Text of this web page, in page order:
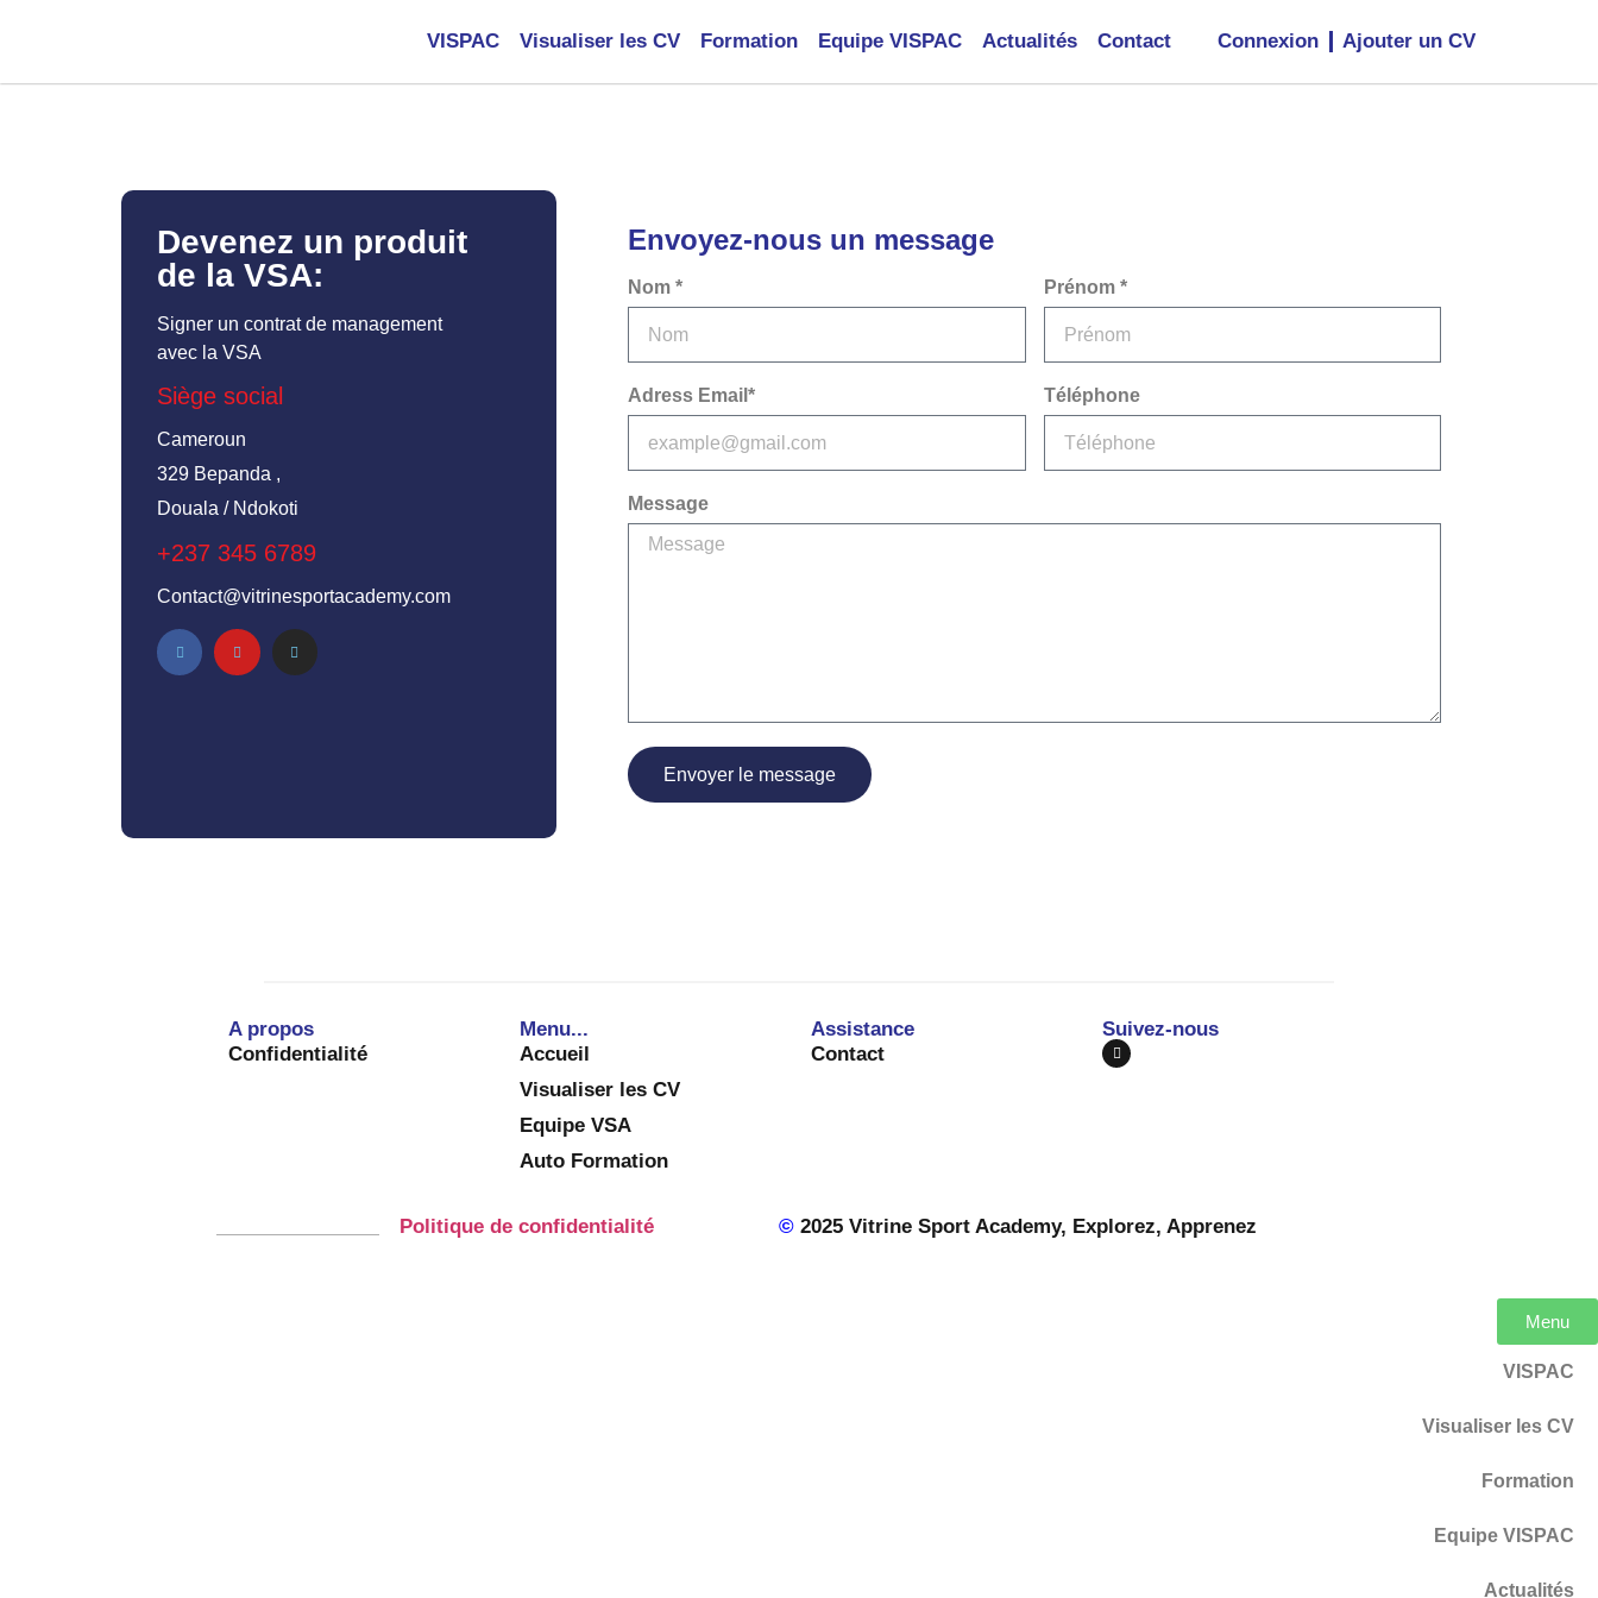
VISPAC Visualiser les CV Formation Equipe VISPAC Actualités Contact Connexion Ajouter un CV
Devenez un produit
de la VSA:
Signer un contrat de management
avec la VSA
Siège social
Cameroun
329 Bepanda ,
Douala / Ndokoti
+237 345 6789
Contact@vitrinesportacademy.com
Envoyez-nous un message
Nom * Prénom *
Adress Email* Téléphone
Message
Envoyer le message
A propos
Confidentialité
Menu...
Accueil
Visualiser les CV
Equipe VSA
Auto Formation
Assistance
Contact
Suivez-nous
Politique de confidentialité © 2025 Vitrine Sport Academy, Explorez, Apprenez
Menu
VISPAC
Visualiser les CV
Formation
Equipe VISPAC
Actualités